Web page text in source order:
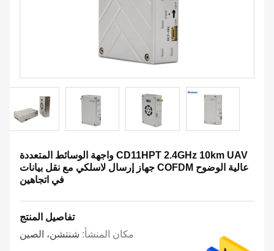
CD11HPT 2.4GHz 10km UAV واجهة الوسائط المتعددة
عالية الوضوح COFDM جهاز إرسال لاسلكي مع نقل بيانات
في اتجاهين
تفاصيل المنتج
مكان المنشأ: شنتشن، الصين